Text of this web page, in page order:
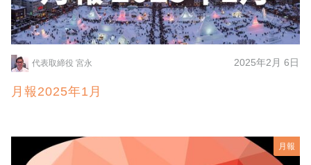
代表取締役 宮永 2025年2月 6日
月報2025年1月
月報